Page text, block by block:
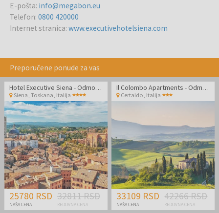
E-pošta: info@megabon.eu
Telefon: 0800 420000
Internet stranica: www.executivehotelsiena.com
Preporučene ponude za vas
Hotel Executive Siena - Odmor u Toskani
Siena, Toskana Italija
25780 RSD
NAŠA CENA
32811 RSD
REDOVNA CENA
Il Colombo Apartments - Odmor u divnoj Toskani
Certaldo Italija
33109 RSD
NAŠA CENA
42266 RSD
REDOVNA CENA